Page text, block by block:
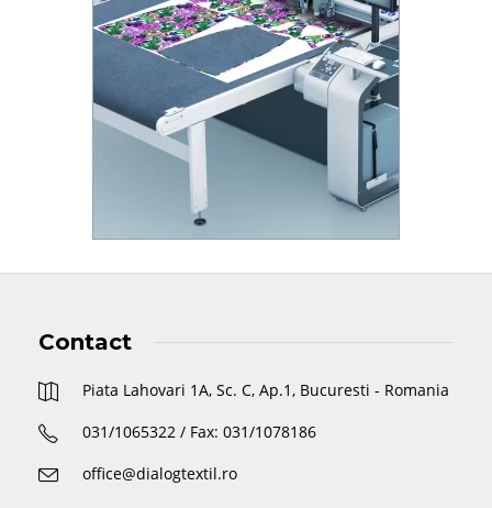
Contact
Piata Lahovari 1A, Sc. C, Ap.1, Bucuresti - Romania
031/1065322 / Fax: 031/1078186
office@dialogtextil.ro